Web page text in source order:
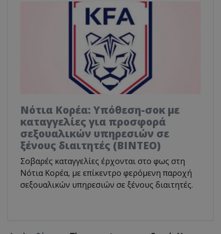
Νότια Κορέα: Υπόθεση-σοκ με
καταγγελίες για προσφορά
σεξουαλικών υπηρεσιών σε
ξένους διαιτητές (BINTEO)
Σοβαρές καταγγελίες έρχονται στο φως στη
Νότια Κορέα, με επίκεντρο φερόμενη παροχή
σεξουαλικών υπηρεσιών σε ξένους διαιτητές.